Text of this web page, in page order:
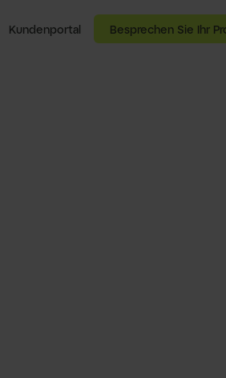
Kundenportal Besprechen Sie Ihr